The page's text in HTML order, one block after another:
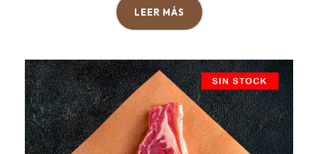
LEER MÁS